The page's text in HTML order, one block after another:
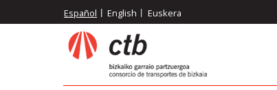
al
Español English Euskera